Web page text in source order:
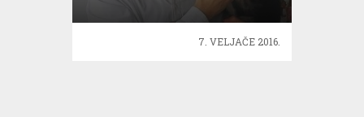
7. VELJAČE 2016.